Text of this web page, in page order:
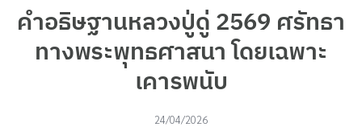
คำอธิษฐานหลวงปู่ดู่ 2569 ศรัทธา
ทางพระพุทธศาสนา โดยเฉพาะ
เคารพนับ
24/04/2026